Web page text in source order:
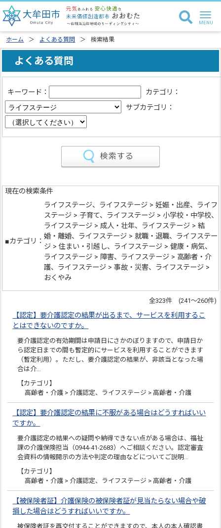
ホーム よくある質問 検索結果
よくある質問
キーワード：
カテゴリ：
サブカテゴリ：
現在の検索条件
■カテゴリ：
ライフステージ、ライフステージ > 妊娠・出産、ライフ
ステージ > 子育て、ライフステージ > 小学校・中学校、
ライフステージ > 成人・壮年、ライフステージ > 結
婚・離婚、ライフステージ > 就職・退職、ライフステー
ジ > 住まい・引越し、ライフステージ > 健康・病気、
ライフステージ > 障害、ライフステージ > 高齢者・介
護、ライフステージ > 事故・災害、ライフステージ >
おくやみ
全323件 (241～260件)
【認定】要介護認定の結果が出るまで、サービスを利用するこ
とはできないのですか。
要介護認定の有効期間は申請日にさかのぼりますので、申請日か
ら認定日までの間も暫定的にサービスを利用することができます
（暫定利用）。ただし、要介護認定の結果が、非該当となった場
合は介…
【カテゴリ】
高齢者・介護 > 介護認定、ライフステージ > 高齢者・介護
【認定】要介護認定の結果に不服がある場合はどうすればいい
ですか。
要介護認定の結果への疑問や納得できない点がある場合は、福祉
課の介護保険担当（0944-41-2683）へご相談ください。認定審査
会資料の情報開示の方法や判定の理由などについてご説明…
【カテゴリ】
高齢者・介護 > 介護認定、ライフステージ > 高齢者・介護
【被保険者証】介護保険の被保険者証が見当たらない場合や破
損した場合はどうすればいいですか。
被保険者証を再交付することができますので、本人の本人確認書